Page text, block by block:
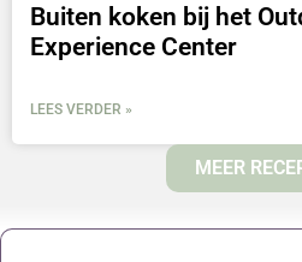
Buiten koken bij het
Experience Center
LEES VERDER »
MEER